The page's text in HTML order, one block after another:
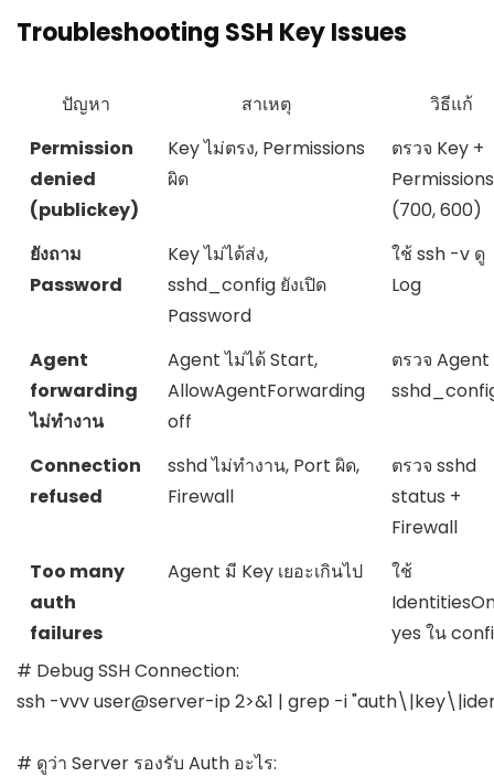
Troubleshooting SSH Key Issues
ปัญหา สาเหตุ
วิธีแก้
Permission
denied
(publickey)
Key ไม่ตรง, Permissions
ผิด
ตรวจ Key +
Permissions
(700, 600)
ยังถาม
Password
Key ไม่ได้ส่ง,
sshd_config ยังเปิด
Password
ใช้ssh -v ดู
Log
Agent
forwarding
ไม่ทำงาน
Agent ไม่ได้ Start,
AllowAgentForwarding
off
ตรวจ Agent
Connection
refused
sshd ไม่ทำงาน, Port ผิด,
Firewall
ตรวจ sshd
status +
Firewall
Too many
auth
failures
Agent มี Key เยอะเกินไป
ใช้
yes ใน
# Debug SSH Connection:
ssh -vvv user@server-ip 2>&1 | grep -i
# ดูว่า Server รองรับ Auth อะไร: